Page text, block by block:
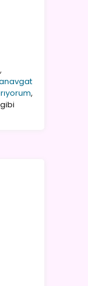
,
,
gibi